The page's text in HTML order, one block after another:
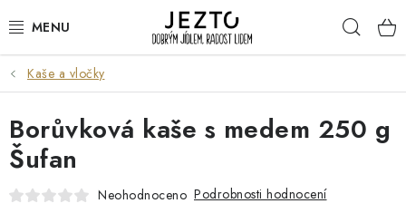
na
DÁRKOVÉ SADY
TRVANLIVÉ
DROGERIE A KOSMETIKA
Kaše a vločky
Borůvková kaše s medem 250 g
Šufan
Neohodnoceno Podrobnosti hodnocení